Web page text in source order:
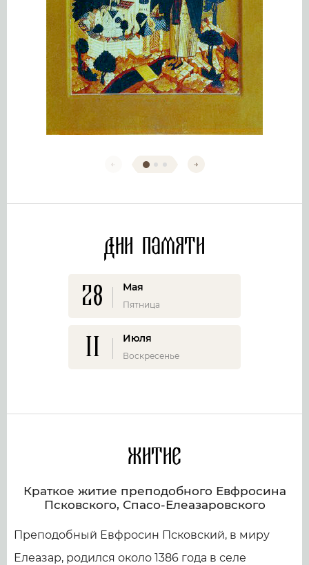
Дни памяти
28 Мая
Пятница
11 Июля
Воскресенье
Житие
Краткое житие преподобного Евфросина
Псковского, Спасо-Елеазаровского
Преподобный Евфросин Псковский, в миру
Елеазар, родился около 1386 года в селе